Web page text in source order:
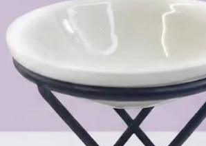
Bestimmungsgemäße
sind für das Führen und Sichern von
Sie sind nicht für den Einsatz als
Warnhinweis:
Leinen nicht, wenn sichtbare
besonders die Karabiner